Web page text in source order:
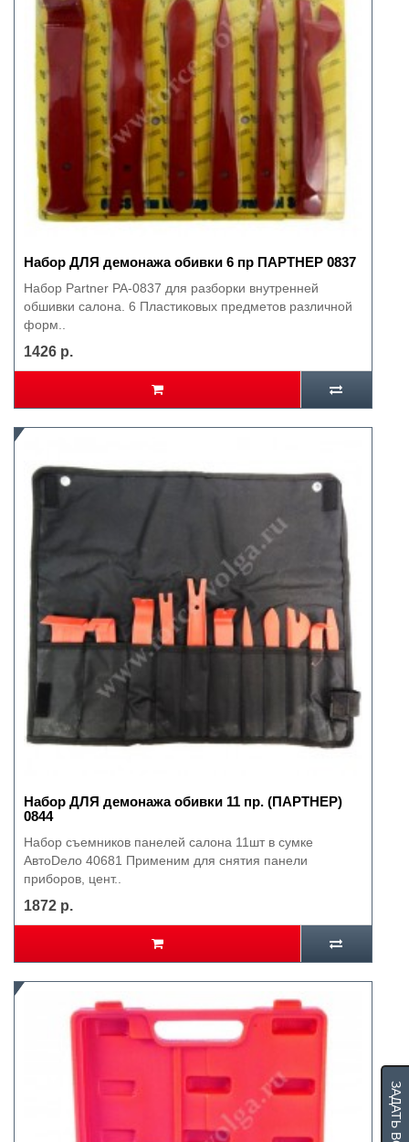
Набор ДЛЯ демонажа обивки 6 пр ПАРТНЕР 0837
Набор Partner PA-0837 для разборки внутренней
обшивки салона. 6 Пластиковых предметов различной
форм..
1426 р.
Набор ДЛЯ демонажа обивки 11 пр. (ПАРТНЕР)
0844
Набор съемников панелей салона 11шт в сумке
АвтоDело 40681 Применим для снятия панели
приборов, цент..
1872 р.